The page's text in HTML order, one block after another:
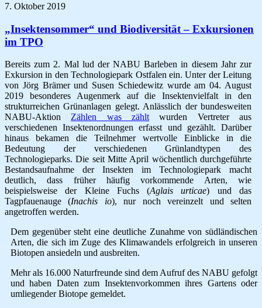
7. Oktober 2019
„Insektensommer“ und Biodiversität – Exkursionen
im TPO
Bereits zum 2. Mal lud der NABU Barleben in diesem Jahr zur
Exkursion in den Technologiepark Ostfalen ein. Unter der Leitung
von Jörg Brämer und Susen Schiedewitz wurde am 04. August
2019 besonderes Augenmerk auf die Insektenvielfalt in den
strukturreichen Grünanlagen gelegt. Anlässlich der bundesweiten
NABU-Aktion Zählen was zählt wurden Vertreter aus
verschiedenen Insektenordnungen erfasst und gezählt. Darüber
hinaus bekamen die Teilnehmer wertvolle Einblicke in die
Bedeutung der verschiedenen Grünlandtypen des
Technologieparks. Die seit Mitte April wöchentlich durchgeführte
Bestandsaufnahme der Insekten im Technologiepark macht
deutlich, dass früher häufig vorkommende Arten, wie
beispielsweise der Kleine Fuchs (Aglais urticae) und das
Tagpfauenauge (Inachis io), nur noch vereinzelt und selten
angetroffen werden.
Dem gegenüber steht eine deutliche Zunahme von südländischen
Arten, die sich im Zuge des Klimawandels erfolgreich in unseren
Biotopen ansiedeln und ausbreiten.
Mehr als 16.000 Naturfreunde sind dem Aufruf des NABU gefolgt
und haben Daten zum Insektenvorkommen ihres Gartens oder
umliegender Biotope gemeldet.